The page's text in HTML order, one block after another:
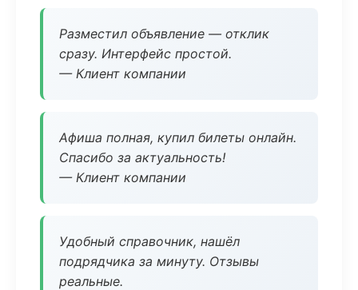
Разместил объявление — отклик
сразу. Интерфейс простой.
— Клиент компании
Афиша полная, купил билеты онлайн.
Спасибо за актуальность!
— Клиент компании
Удобный справочник, нашёл
подрядчика за минуту. Отзывы
реальные.